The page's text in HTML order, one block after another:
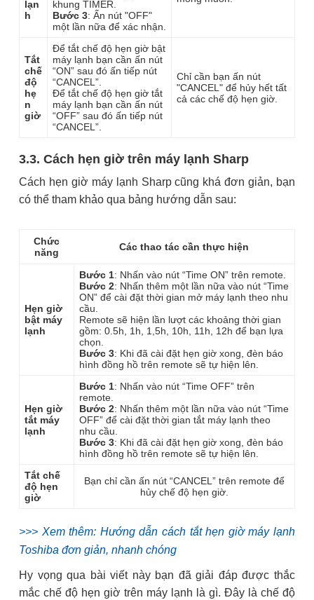
lạn
h
khung TIMER.
Bước 3: Ấn nút "OFF"
một lần nữa để xác nhận.
Tắt
chế
độ
hẹ
n
giờ
Để tắt chế độ hẹn giờ bật
máy lạnh bạn cần ấn nút
“ON” sau đó ấn tiếp nút
“CANCEL”.
Để tắt chế độ hẹn giờ tắt
máy lạnh bạn cần ấn nút
“OFF” sau đó ấn tiếp nút
“CANCEL”.
Chỉ cần bạn ấn nút
"CANCEL" để hủy hết tất
cả các chế độ hẹn giờ.
3.3. Cách hẹn giờ trên máy lạnh Sharp
Cách hẹn giờ máy lạnh Sharp cũng khá đơn giản, bạn
có thể tham khảo qua bảng hướng dẫn sau:
Chức
năng
Các thao tác cần thực hiện
Hẹn giờ
bật máy
lạnh
Bước 1: Nhấn vào nút “Time ON” trên remote.
Bước 2: Nhấn thêm một lần nữa vào nút “Time
ON” để cài đặt thời gian mở máy lạnh theo nhu
cầu.
Remote sẽ hiện lần lượt các khoảng thời gian
gồm: 0.5h, 1h, 1,5h, 10h, 11h, 12h để bạn lựa
chọn.
Bước 3: Khi đã cài đặt hẹn giờ xong, đèn báo
hình đồng hồ trên remote sẽ tự hiện lên.
Hẹn giờ
tắt máy
lạnh
Bước 1: Nhấn vào nút “Time OFF” trên
remote.
Bước 2: Nhấn thêm một lần nữa vào nút “Time
OFF” để cài đặt thời gian tắt máy lạnh theo
nhu cầu.
Bước 3: Khi đã cài đặt hẹn giờ xong, đèn báo
hình đồng hồ trên remote sẽ tự hiện lên.
Tắt chế
độ hẹn
giờ
Bạn chỉ cần ấn nút “CANCEL” trên remote để
hủy chế độ hẹn giờ.
>>> Xem thêm: Hướng dẫn cách tắt hẹn giờ máy lạnh
Toshiba đơn giản, nhanh chóng
Hy vọng qua bài viết này bạn đã giải đáp được thắc
mắc chế độ hẹn giờ trên máy lạnh là gì. Đây là chế độ